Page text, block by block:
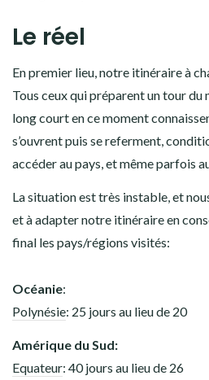
Le réel
En premier lieu, notre itinéraire à
Tous ceux qui préparent un tour du
long court en ce moment
s’ouvrent puis se referment,
accéder au pays, et même parfois
La situation est très instable, et
et à adapter notre itinéraire en
final les pays/régions visités:
Océanie:
Polynésie: 25 jours au lieu de 20
Amérique du Sud:
Equateur: 40 jours au lieu de 26